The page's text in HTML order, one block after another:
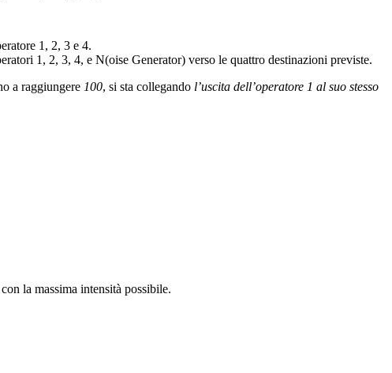
1, 2, 3 e 4.
1, 2, 3, 4, e N(oise Generator) verso le quattro destinazioni previste.
a raggiungere 100, si sta collegando l’uscita dell’operatore 1 al suo stesso
la massima intensità possibile.